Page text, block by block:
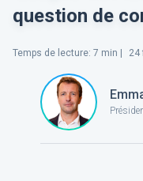
question de
Temps de lecture: 7 min | 24